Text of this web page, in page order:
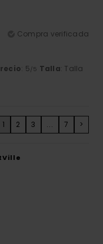
Compra verificada
: 5/5 Talla: Talla
1 2 3 ... 7 >